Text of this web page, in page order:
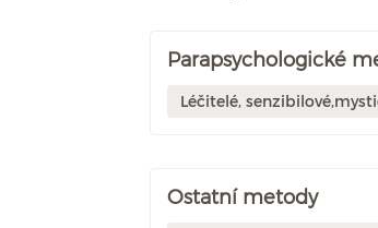
Parapsychologické
Léčitelé,
Ostatní metody